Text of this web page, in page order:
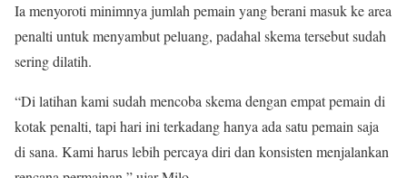
Ia menyoroti minimnya jumlah pemain yang berani masuk ke area
penalti untuk menyambut peluang, padahal skema tersebut sudah
sering dilatih.
“Di latihan kami sudah mencoba skema dengan empat pemain di
kotak penalti, tapi hari ini terkadang hanya ada satu pemain saja
di sana. Kami harus lebih percaya diri dan konsisten menjalankan